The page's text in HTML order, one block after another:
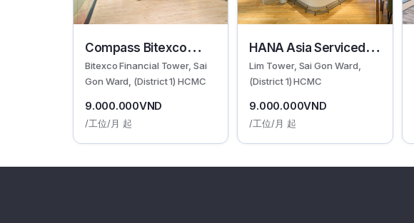
Compass Bitexco
Tower
Bitexco Financial Tower, Sai
Gon Ward, (District 1) HCMC
9.000.000VND
/工位/月 起
HANA Asia Serviced
Office
Lim Tower, Sai Gon Ward,
(District 1) HCMC
9.000.000VND
/工位/月 起